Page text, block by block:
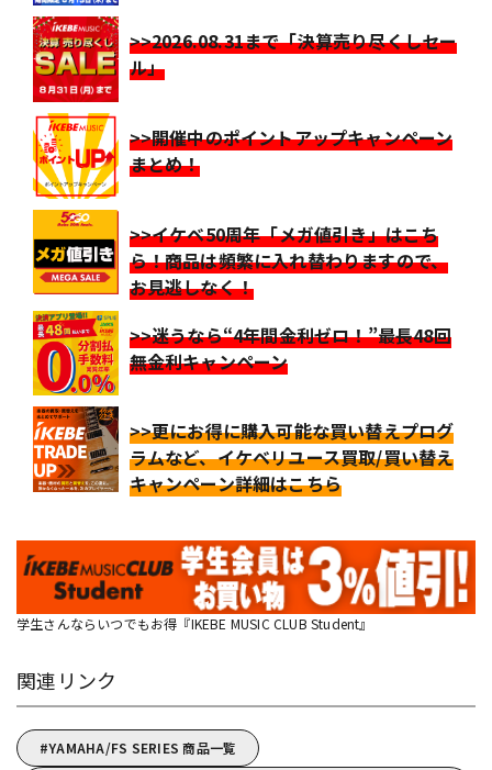
>>2026.08.31まで「決算売り尽くしセー
ル」
>>開催中のポイントアップキャンペーン
まとめ！
>>イケベ50周年「メガ値引き」はこち
ら！商品は頻繁に入れ替わりますので、
お見逃しなく！
>>迷うなら“4年間金利ゼロ！”最長48回
無金利キャンペーン
>>更にお得に購入可能な買い替えプログ
ラムなど、イケベリユース買取/買い替え
キャンペーン詳細はこちら
学生さんならいつでもお得『IKEBE MUSIC CLUB Student』
関連リンク
YAMAHA/FS SERIES 商品一覧